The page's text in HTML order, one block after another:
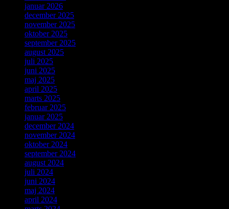
januar 2026
december 2025
november 2025
oktober 2025
september 2025
august 2025
juli 2025
juni 2025
maj 2025
april 2025
marts 2025
februar 2025
januar 2025
december 2024
november 2024
oktober 2024
september 2024
august 2024
juli 2024
juni 2024
maj 2024
april 2024